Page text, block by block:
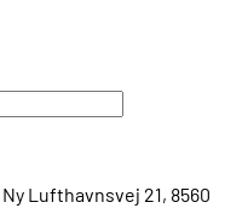
Ny Lufthavnsvej 21, 8560